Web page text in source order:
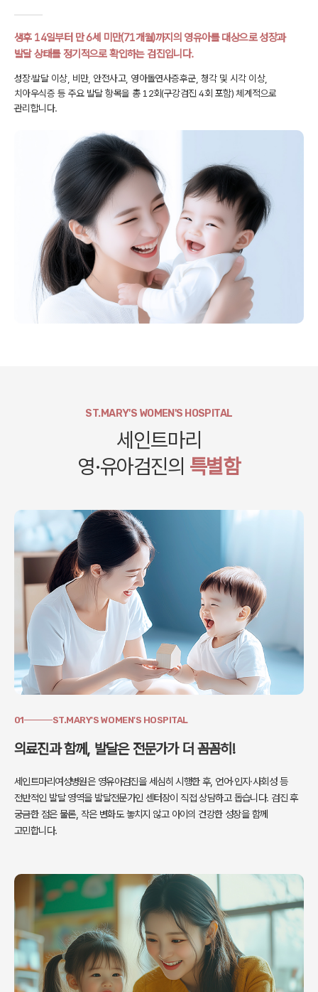
생후 14일부터 만 6세 미만(71개월)까지의 영유아를 대상으로성장과
발달 상태를 정기적으로 확인하는 검진입니다.
성장·발달 이상, 비만, 안전사고, 영아돌연사증후군, 청각 및 시각 이상,
치아우식증 등 주요 발달 항목을 총 12회(구강검진 4회 포함) 체계적으로
관리합니다.
ST.MARY'S WOMEN'S HOSPITAL
세인트마리
영·유아검진의 특별함
01 ST.MARY'S WOMEN'S HOSPITAL
의료진과 함께, 발달은 전문가가 더 꼼꼼히!
세인트마리여성병원은 영유아검진을 세심히 시행한 후, 언어·인지·사회성 등
전반적인 발달 영역을 발달전문가인 센터장이 직접 상담하고 돕습니다. 검진 후
궁금한 점은 물론, 작은 변화도 놓치지 않고 아이의 건강한 성장을 함께
고민합니다.